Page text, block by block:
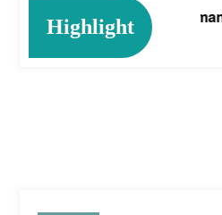
Highlight
dengan Tanaman